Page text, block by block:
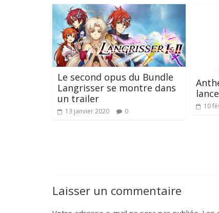
Le second opus du Bundle
Langrisser se montre dans
un trailer
13 janvier 2020 0
10
Laisser un commentaire